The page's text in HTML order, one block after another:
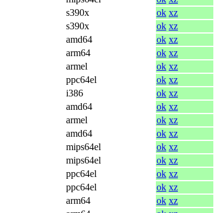
s390x ok xz
s390x ok xz
amd64 ok xz
arm64 ok xz
armel ok xz
ppc64el ok xz
i386 ok xz
amd64 ok xz
armel ok xz
amd64 ok xz
mips64el ok xz
mips64el ok xz
ppc64el ok xz
ppc64el ok xz
arm64 ok xz